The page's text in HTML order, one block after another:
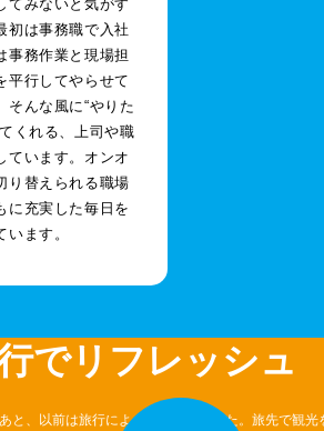
初は事務職で入社
事務作業と現場担
平行してやらせて
そんな風に“やりた
くれる、上司や職
ています。オンオ
り替えられる職場
に充実した毎日を
ます。
でリフレッシュ
と、以前は旅行によく行っていました。旅先で観光